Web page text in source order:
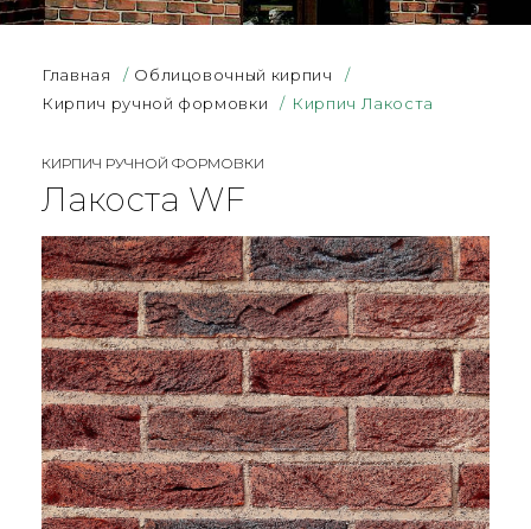
Главная / Облицовочный кирпич
/
Кирпич ручной формовки
/ Кирпич Лакоста
КИРПИЧ РУЧНОЙ ФОРМОВКИ
Лакоста WF